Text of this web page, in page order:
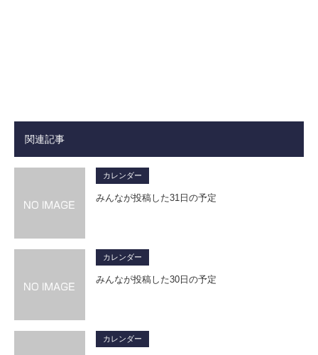
関連記事
カレンダー
みんなが投稿した31日の予定
カレンダー
みんなが投稿した30日の予定
カレンダー